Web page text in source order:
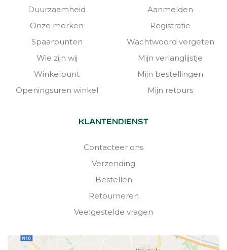
Duurzaamheid
Onze merken
Spaarpunten
Wie zijn wij
Winkelpunt
Openingsuren winkel
Aanmelden
Registratie
Wachtwoord vergeten
Mijn verlanglijstje
Mijn bestellingen
Mijn retours
KLANTENDIENST
Contacteer ons
Verzending
Bestellen
Retourneren
Veelgestelde vragen